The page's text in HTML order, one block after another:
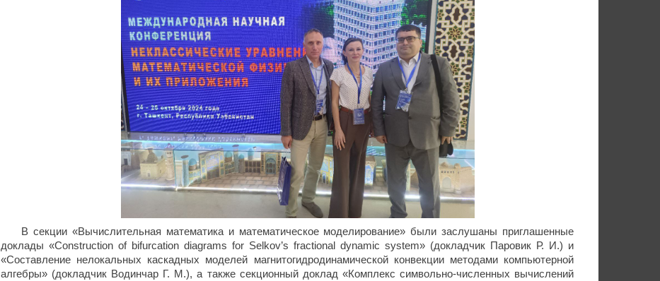
В секции «Вычислительная математика и математическое моделирование» были заслушаны приглашенные
доклады «Construction of bifurcation diagrams for Selkov’s fractional dynamic system» (докладчик Паровик Р. И.) и
«Составление нелокальных каскадных моделей магнитогидродинамической конвекции методами компьютерной
алгебры» (докладчик Водинчар Г. М.), а также секционный доклад «Комплекс символьно-численных вычислений